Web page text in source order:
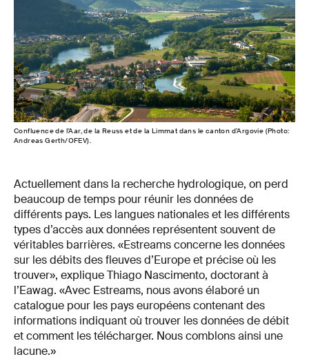
Confluence de l’Aar, de la Reuss et de la Limmat dans le canton d’Argovie (Photo:
Andreas Gerth/OFEV).
Actuellement dans la recherche hydrologique, on perd
beaucoup de temps pour réunir les données de
différents pays. Les langues nationales et les différents
types d’accès aux données représentent souvent de
véritables barrières. «Estreams concerne les données
sur les débits des fleuves d’Europe et précise où les
trouver», explique Thiago Nascimento, doctorant à
l’Eawag. «Avec Estreams, nous avons élaboré un
catalogue pour les pays européens contenant des
informations indiquant où trouver les données de débit
et comment les télécharger. Nous comblons ainsi une
lacune.»